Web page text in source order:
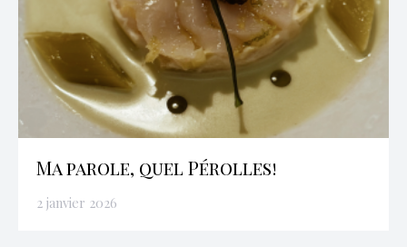
Ma parole, quel Pérolles!
2 janvier 2026